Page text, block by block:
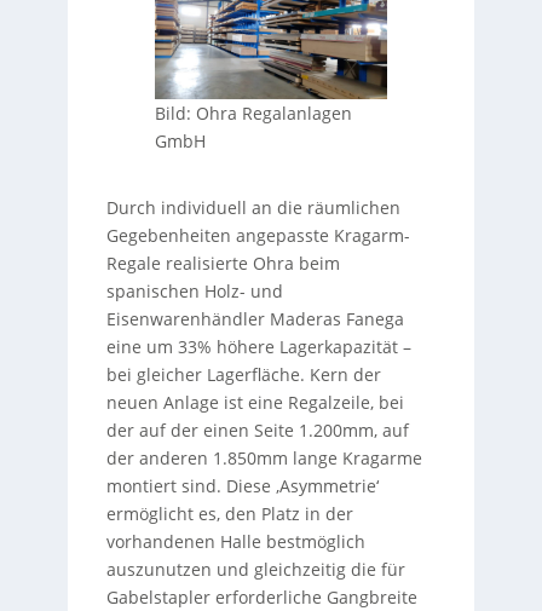
Bild: Ohra Regalanlagen
GmbH
Durch individuell an die räumlichen
Gegebenheiten angepasste Kragarm-
Regale realisierte Ohra beim
spanischen Holz- und
Eisenwarenhändler Maderas Fanega
eine um 33% höhere Lagerkapazität –
bei gleicher Lagerfläche. Kern der
neuen Anlage ist eine Regalzeile, bei
der auf der einen Seite 1.200mm, auf
der anderen 1.850mm lange Kragarme
montiert sind. Diese ‚Asymmetrie‘
ermöglicht es, den Platz in der
vorhandenen Halle bestmöglich
auszunutzen und gleichzeitig die für
Gabelstapler erforderliche Gangbreite